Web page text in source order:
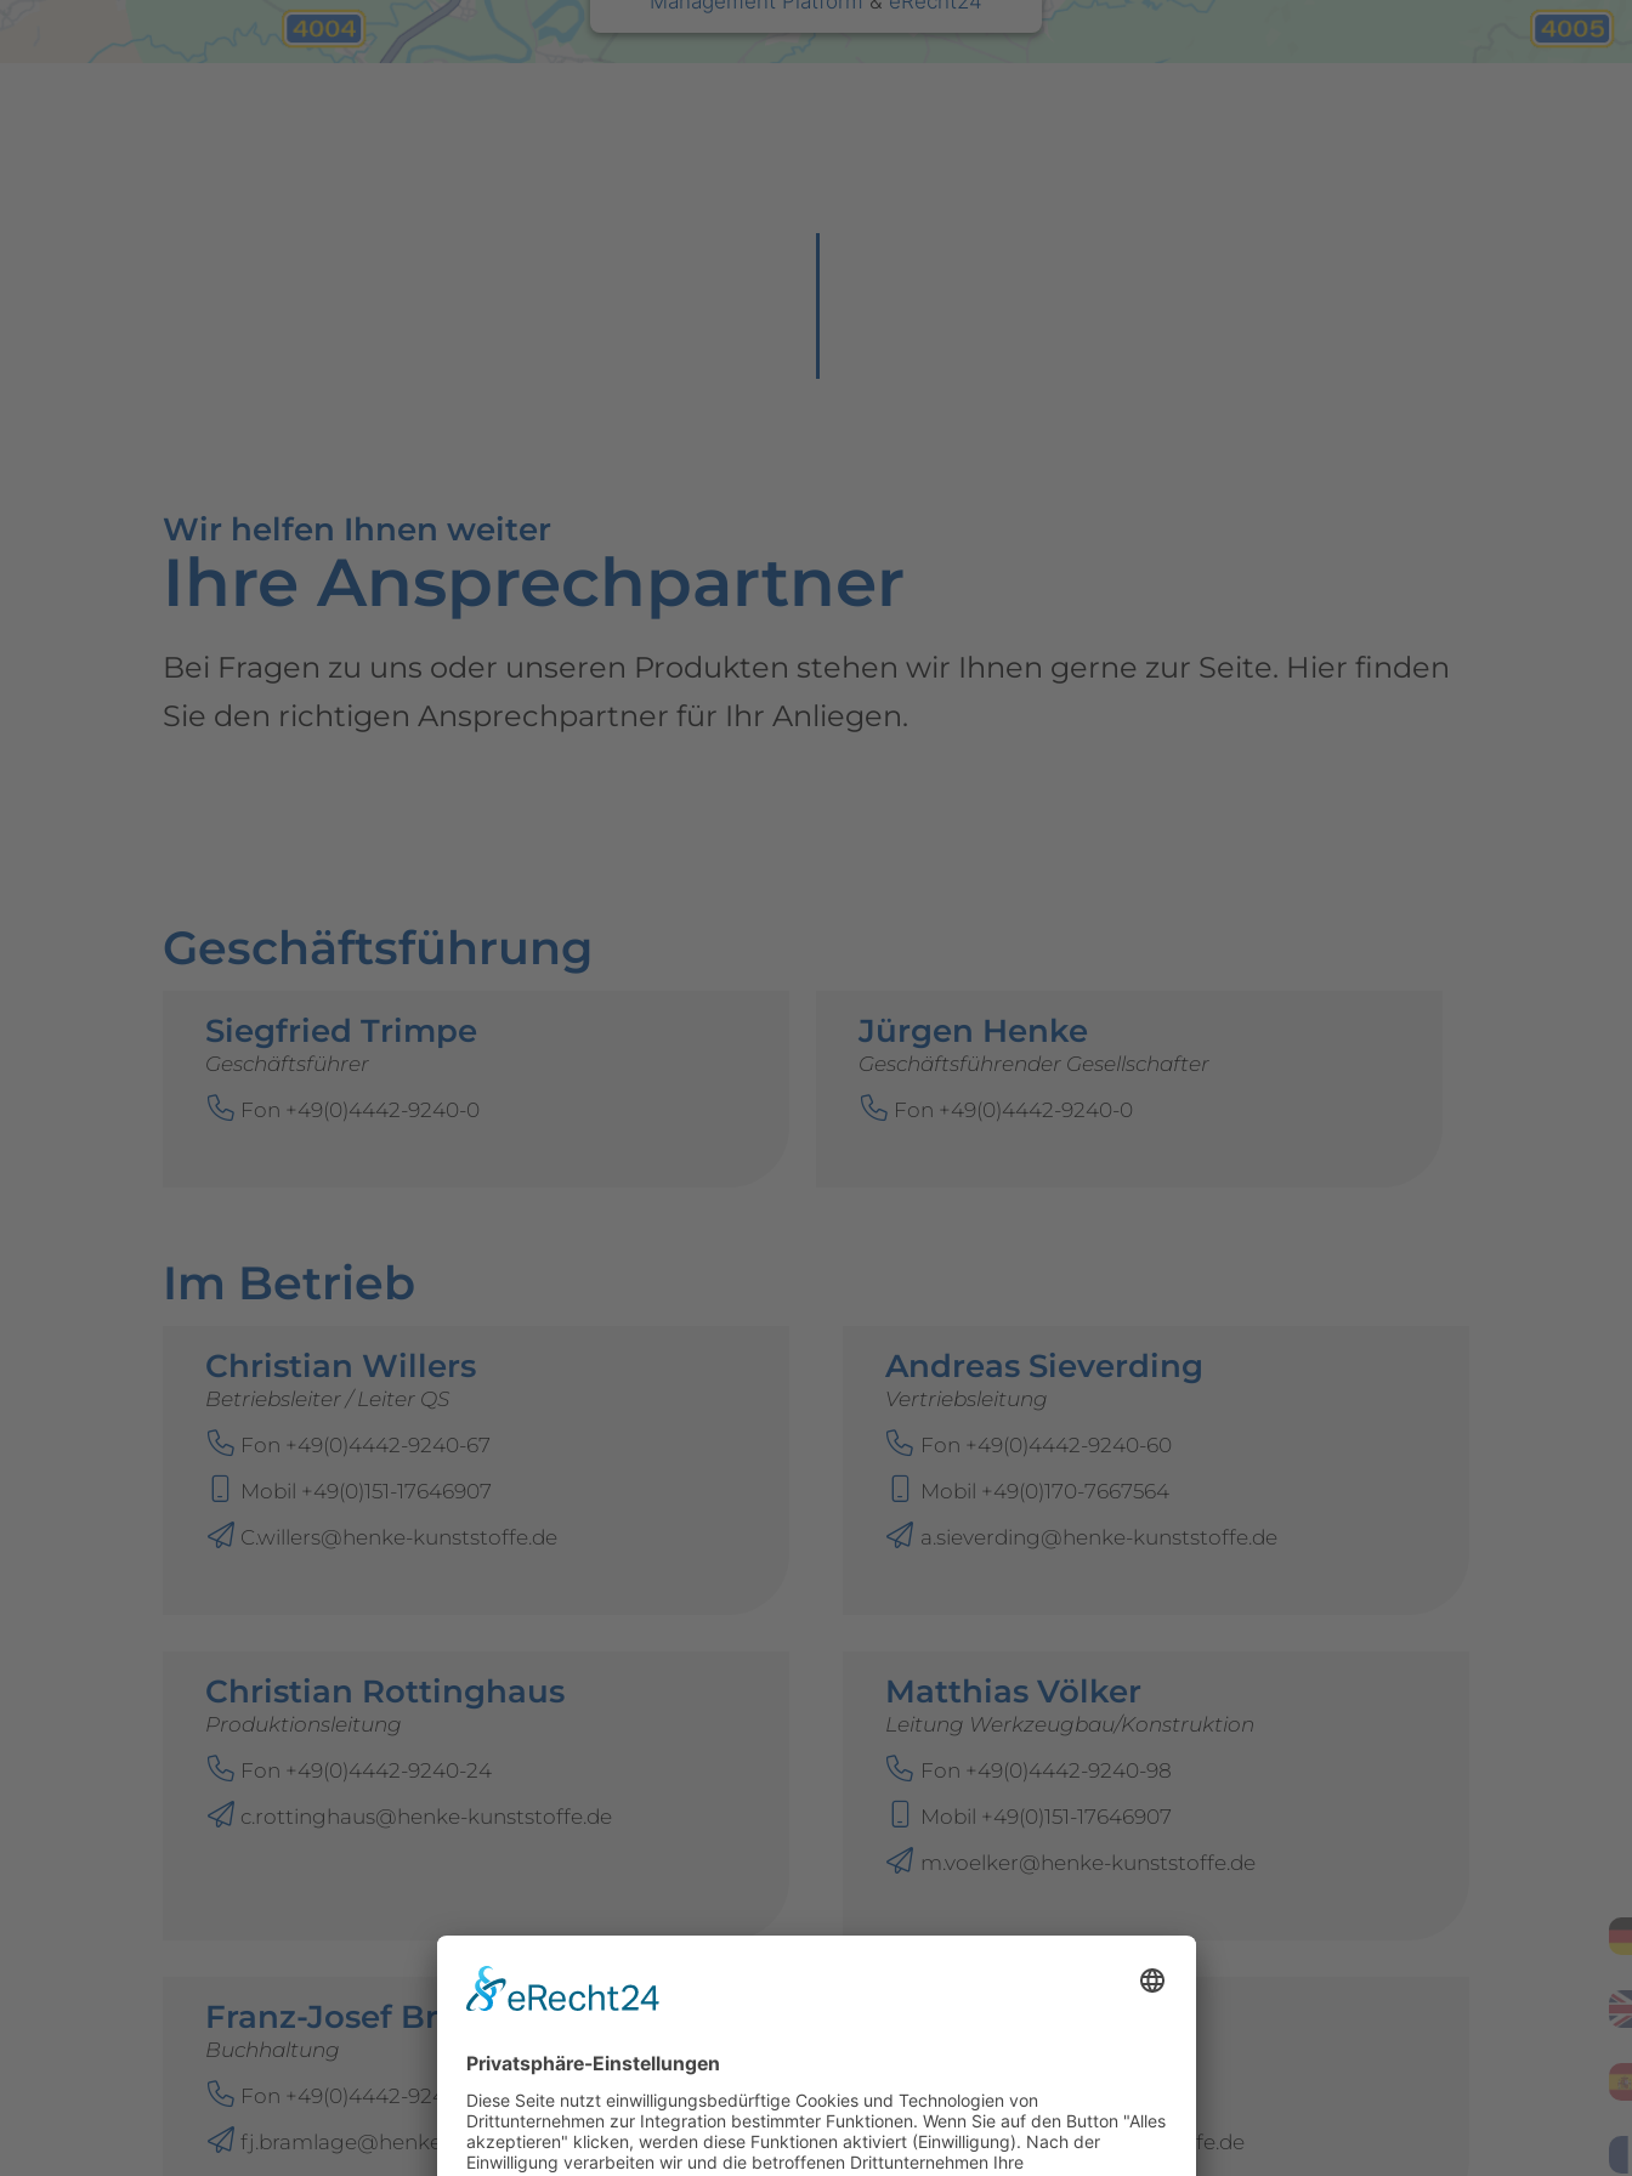
Wir helfen Ihnen weiter
Ihre Ansprechpartner
Bei Fragen zu uns oder unseren Produkten stehen wir Ihnen gerne zur Seite. Hier finden
Sie den richtigen Ansprechpartner für Ihr Anliegen.
Geschäftsführung
Siegfried Trimpe
Geschäftsführer
Fon +49(0)4442-9240-0
Jürgen Henke
Geschäftsführender Gesellschafter
Fon +49(0)4442-9240-0
Im Betrieb
Christian Willers
Betriebsleiter / Leiter QS
Fon +49(0)4442-9240-67
Mobil +49(0)151-17646907
C.willers@henke-kunststoffe.de
Andreas Sieverding
Vertriebsleitung
Fon +49(0)4442-9240-60
Mobil +49(0)170-7667564
a.sieverding@henke-kunststoffe.de
Christian Rottinghaus
Produktionsleitung
Fon +49(0)4442-9240-24
c.rottinghaus@henke-kunststoffe.de
Matthias Völker
Leitung Werkzeugbau/Konstruktion
Fon +49(0)4442-9240-98
Mobil +49(0)151-17646907
m.voelker@henke-kunststoffe.de
Franz-Josef Bramlage
Buchhaltung
Fon +49(0)4442-9240-17
fj.bramlage@henke-kunststoffe.de
Fon +49(0)4442-9240-97
c.bender@henke-kunststoffe.de